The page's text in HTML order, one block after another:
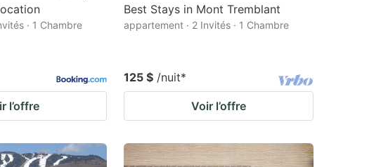
· 1 Chambre
l’offre
Best Stays in Mont Tremblant
appartement · 2 Invités · 1 Chambre
125 $ /nuit*
Voir l’offre